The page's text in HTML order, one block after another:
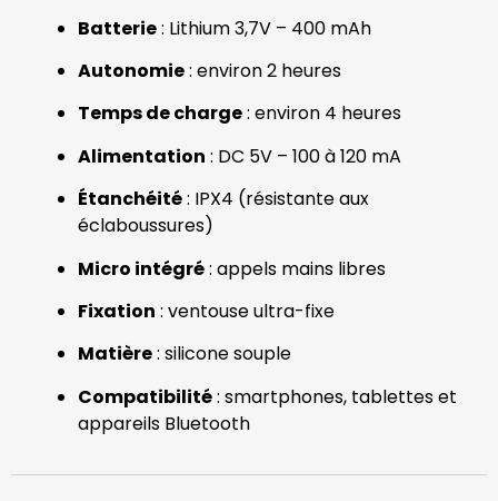
Batterie: Lithium 3,7V – 400 mAh
Autonomie: environ 2 heures
Temps de charge: environ 4 heures
Alimentation : DC 5V – 100 à 120 mA
Étanchéité: IPX4 (résistante aux
éclaboussures)
Micro intégré: appels mains libres
Fixation : ventouse ultra-fixe
Matière: silicone souple
Compatibilité: smartphones, tablettes et
appareils Bluetooth